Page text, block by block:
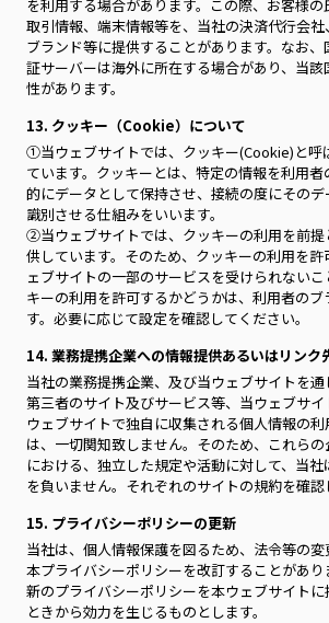
を利用する場合があります。この際、お客様の
取引情報、端末情報等を、当社の決済代行会
ブランド等に提供することがあります。なお
証サーバーは海外に所在する場合があり、当
性があります。
13. クッキー（Cookie）について
①当ウェブサイトでは、クッキー(Cookie)と呼
ています。クッキーとは、特定の情報を利用
的にデータとして保持させ、接続の度にその
識別させる仕組みをいいます。
②当ウェブサイトでは、クッキーの利用を前提
供しています。そのため、クッキーの利用を
ェブサイトの一部のサービスを受けられない
キーの利用を許可するかどうかは、利用者のブ
す。必要に応じて設定を確認してください。
14. 業務提携企業への情報提供あるいはリンク
当社の業務提携企業、及び当ウェブサイトを通
第三者のサイト及びサービス等、当ウェブサ
ウェブサイトで独自に収集される個人情報の
は、一切関知致しません。そのため、これら
における、独立した規定や活動に対して、当
を負いません。それぞれのサイトの規約を確認
15. プライバシーポリシーの更新
当社は、個人情報保護を図るため、法令等の変
本プライバシーポリシーを改訂することがあ
新のプライバシーポリシーを本ウェブサイト
ときから効力を生じるものとします。